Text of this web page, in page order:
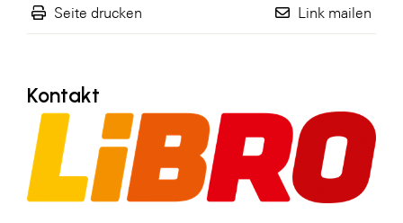
STIHL Tirol
VALETTA
Verband Druck Medien Österreich
Wirtschaftskammer Salzburg
WKS Fachgruppe Fahrzeughandel und
Seite drucken Link mailen
Kontakt